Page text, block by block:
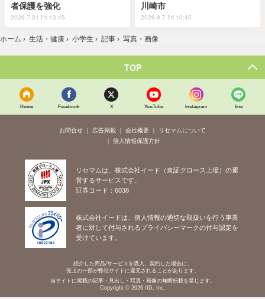
者保護を強化
2026.7.31 Fri 13:45
川崎市
2026.8.7 Fri 10:45
ホーム › 生活・健康 › 小学生 › 記事 › 写真・画像
TOP
Home Facebook X YouTube Instagram line
お問合せ 広告掲載 会社概要
リセマムについて
個人情報保護方針
リセマムは、株式会社イード（東証グロース上場）の運
営するサービスです。
証券コード：6038
株式会社イードは、個人情報の適切な取扱いを行う事業
者に対して付与されるプライバシーマークの付与認定を
受けています。
紹介した商品/サービスを購入、契約した場合に、
売上の一部が弊社サイトに還元されることがあります。
当サイトに掲載の記事・見出し・写真・画像の無断転載を禁じます。
Copyright © 2026 IID, Inc.